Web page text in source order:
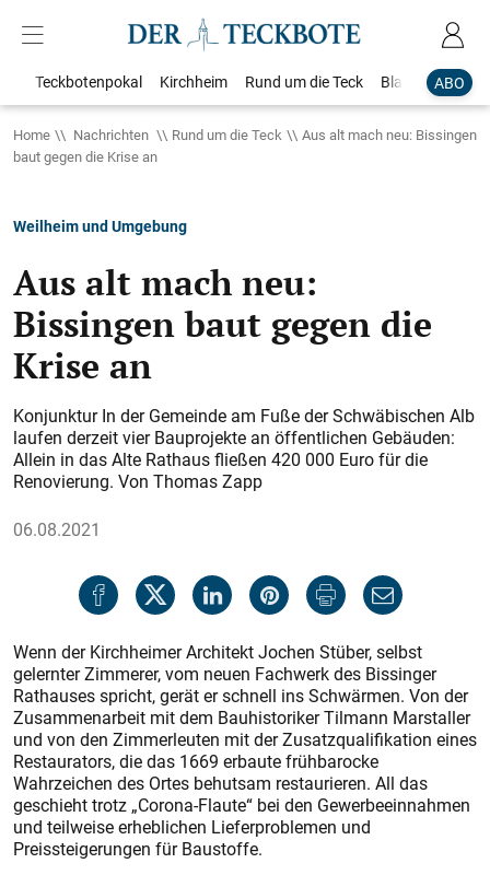
ABO
Teckbotenpokal Kirchheim Rund um die Teck Blaulicht
Home Nachrichten Rund um die Teck
Aus alt mach neu: Bissingen
baut gegen die Krise an
Weilheim und Umgebung
Aus alt mach neu:
Bissingen baut gegen die
Krise an
Konjunktur In der Gemeinde am Fuße der Schwäbischen Alb
laufen derzeit vier Bauprojekte an öffentlichen Gebäuden:
Allein in das Alte Rathaus fließen 420 000 Euro für die
Renovierung. Von Thomas Zapp
06.08.2021
Wenn der Kirchheimer Architekt Jochen Stüber, selbst
gelernter Zimmerer, vom neuen Fachwerk des Bissinger
Rathauses spricht, gerät er schnell ins Schwärmen. Von der
Zusammenarbeit mit dem Bauhistoriker Tilmann Marstaller
und von den Zimmerleuten mit der Zusatzqualifikation eines
Restaurators, die das 1669 erbaute frühbarocke
Wahrzeichen des Ortes behutsam restaurieren. All das
geschieht trotz „Corona-Flaute“ bei den Gewerbeeinnahmen
und teilweise erheblichen Lieferproblemen und
Preissteigerungen für Baustoffe.